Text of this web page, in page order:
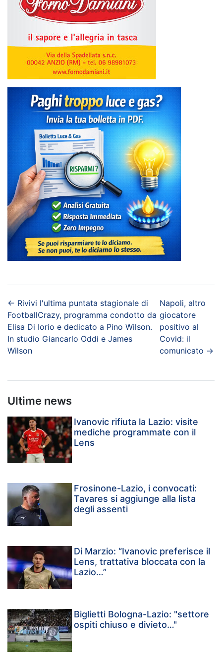
← Rivivi l'ultima puntata stagionale di
FootballCrazy, programma condotto da
Elisa Di Iorio e dedicato a Pino Wilson.
In studio Giancarlo Oddi e James
Wilson
Napoli, altro
giocatore
positivo al
Covid: il
comunicato →
Ultime news
Ivanovic rifiuta la Lazio: visite
mediche programmate con il
Lens
Frosinone-Lazio, i convocati:
Tavares si aggiunge alla lista
degli assenti
Di Marzio: “Ivanovic preferisce il
Lens, trattativa bloccata con la
Lazio…”
Biglietti Bologna-Lazio: "settore
ospiti chiuso e divieto…"